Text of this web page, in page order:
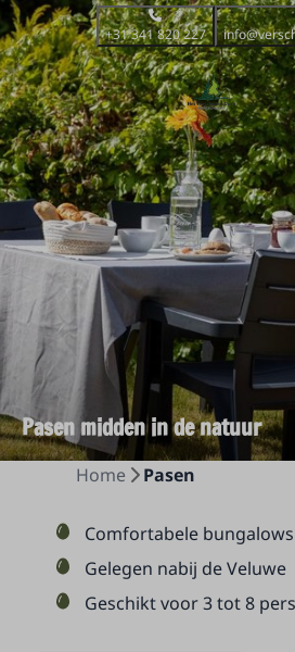
+31 341 820 227
Pasen midden in de natuur
Home Pasen
Comfortabele
Gelegen nabij de Veluwe
Geschikt voor 3 tot 8